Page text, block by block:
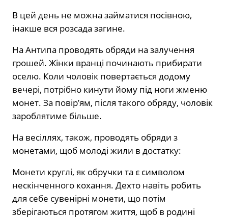
В цей день не можна займатися посівною,
інакше вся розсада загине.
На Антипа проводять обряди на залучення
грошей. Жінки вранці починають прибирати
оселю. Коли чоловік повертається додому
вечері, потрібно кинути йому під ноги жменю
монет. За повір’ям, після такого обряду, чоловік
зароблятиме більше.
На весіллях, також, проводять обряди з
монетами, щоб молоді жили в достатку:
Монети круглі, як обручки та є символом
нескінченного кохання. Дехто навіть робить
для себе сувенірні монети, що потім
зберігаються протягом життя, щоб в родині